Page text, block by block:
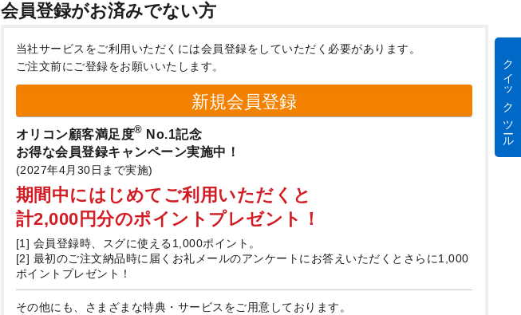
会員登録がお済みでない方
当社サービスをご利用いただくには会員登録をしていただく必要があります。
ご注文前にご登録をお願いいたします。
新規会員登録
オリコン顧客満足度® No.1記念
お得な会員登録キャンペーン実施中！
(2027年4月30日まで実施)
期間中にはじめてご利用いただくと
計2,000円分のポイントプレゼント！
[1] 会員登録時、スグに使える1,000ポイント。
[2] 最初のご注文納品時に届くお礼メールのアンケートにお答えいただくとさらに1,000
ポイントプレゼント！
その他にも、さまざまな特典・サービスをご用意しております。
クイック ツール